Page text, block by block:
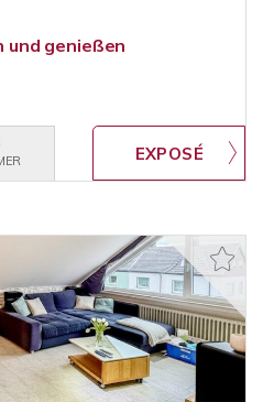
und genießen